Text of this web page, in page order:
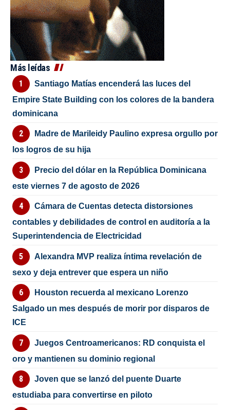
Más leídas
Santiago Matías encenderá las luces del
Empire State Building con los colores de la bandera
dominicana
Madre de Marileidy Paulino expresa orgullo por
los logros de su hija
Precio del dólar en la República Dominicana
este viernes 7 de agosto de 2026
Cámara de Cuentas detecta distorsiones
contables y debilidades de control en auditoría a la
Superintendencia de Electricidad
Alexandra MVP realiza íntima revelación de
sexo y deja entrever que espera un niño
Houston recuerda al mexicano Lorenzo
Salgado un mes después de morir por disparos de
ICE
Juegos Centroamericanos: RD conquista el
oro y mantienen su dominio regional
Joven que se lanzó del puente Duarte
estudiaba para convertirse en piloto